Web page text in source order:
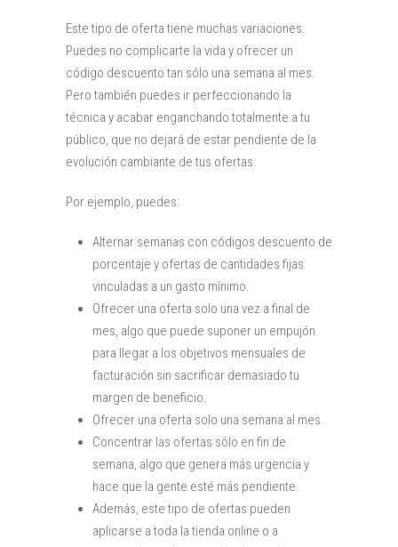
Este tipo de oferta tiene muchas variaciones.
Puedes no complicarte la vida y ofrecer un
código descuento tan sólo una semana al mes.
Pero también puedes ir perfeccionando la
técnica y acabar enganchando totalmente a tu
público, que no dejará de estar pendiente de la
evolución cambiante de tus ofertas.
Por ejemplo, puedes:
Alternar semanas con códigos descuento de
porcentaje y ofertas de cantidades fijas
vinculadas a un gasto mínimo.
Ofrecer una oferta solo una vez a final de
mes, algo que puede suponer un empujón
para llegar a los objetivos mensuales de
facturación sin sacrificar demasiado tu
margen de beneficio.
Ofrecer una oferta solo una semana al mes.
Concentrar las ofertas sólo en fin de
semana, algo que genera más urgencia y
hace que la gente esté más pendiente.
Además, este tipo de ofertas pueden
aplicarse a toda la tienda online o a